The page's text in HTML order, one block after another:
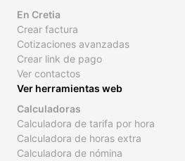
En Cretia
Crear factura
Cotizaciones avanzadas
Crear link de pago
Ver contactos
Ver herramientas web
Calculadoras
Calculadora de tarifa por hora
Calculadora de horas extra
Calculadora de nómina